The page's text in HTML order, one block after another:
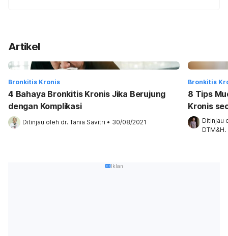
Artikel
Bronkitis Kronis
4 Bahaya Bronkitis Kronis Jika Berujung
dengan Komplikasi
Ditinjau oleh dr. Tania Savitri • 30/08/2021
Bronkitis
8 Tips
Kronis
Ditinjau
DTM&H.
Iklan